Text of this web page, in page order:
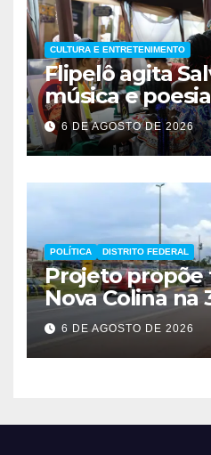
CULTURA E ENTRETENIMENTO
Flipelô agita
música e
décima edição
6 DE AGOSTO DE 2026
POLÍTICA DISTRITO FEDERAL
Projeto
Nova Colina na
Administrativa
Federal
6 DE AGOSTO DE 2026